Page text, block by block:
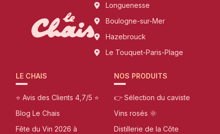
Longuenesse
Boulogne-sur-Mer
Hazebrouck
Le Touquet-Paris-Plage
LE CHAIS
⭐ Avis des Clients 4,7/5 ⭐
Blog Le Chais
Fête du Vin 2026 à
NOS PRODUITS
👉 Sélection du caviste
Vins rosés 🌞
Distillerie de la Côte